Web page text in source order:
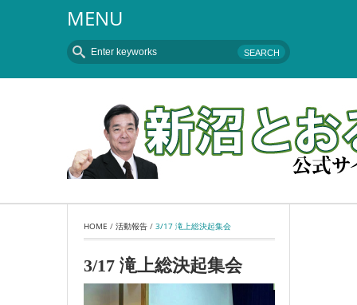
MENU
HOME / 活動報告 / 3/17 滝上総決起集会
3/17 滝上総決起集会